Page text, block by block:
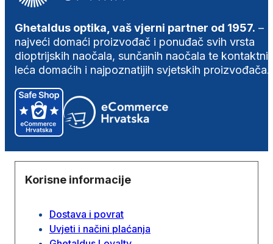
Ghetaldus optika, vaš vjerni partner od 1957. –
najveći domaći proizvođač i ponuđač svih vrsta
dioptrijskih naočala, sunčanih naočala te
leća domaćih i najpoznatijih svjetskih proizvođača.
Korisne informacije
Dostava i povrat
Uvjeti i načini plaćanja